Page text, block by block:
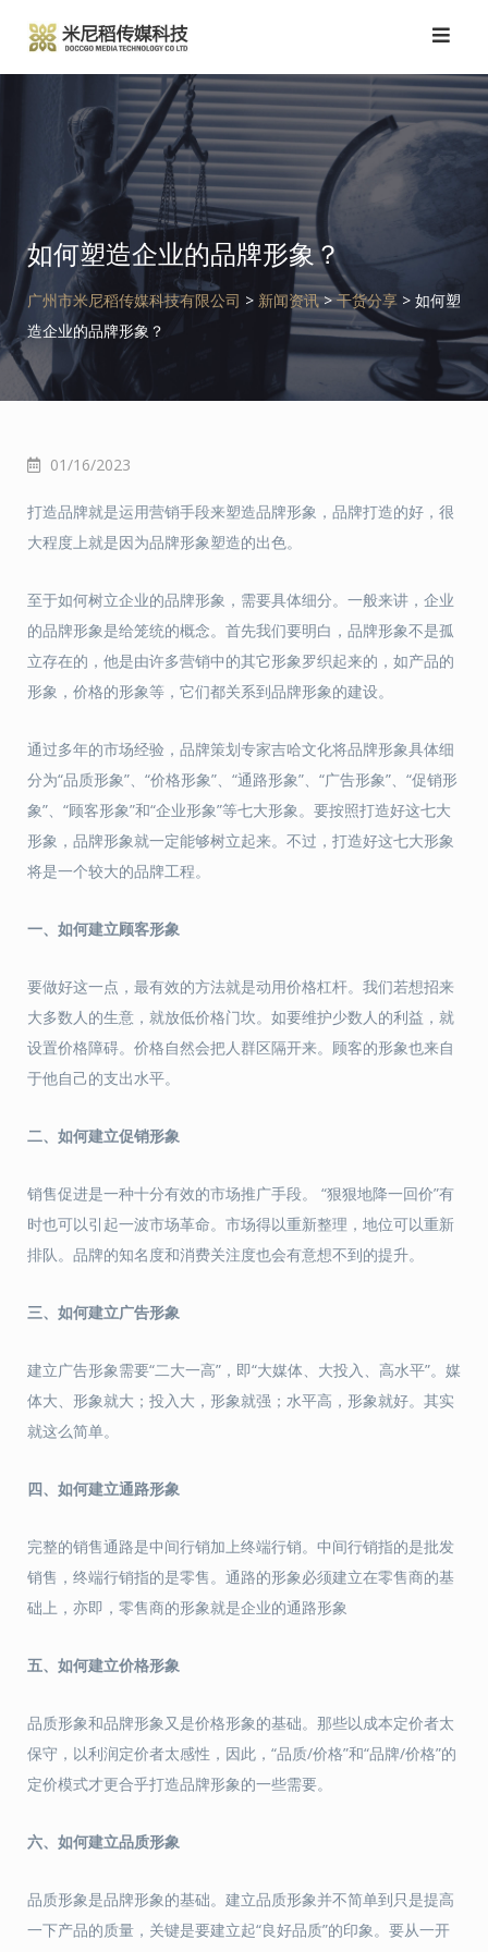
到
如何塑造企业的品牌形象？
广州市米尼稻传媒科技有限公司 > 新闻资讯>干货分享 > 如何塑
造企业的品牌形象？
01/16/2023
打造品牌就是运用营销手段来塑造品牌形象，品牌打造的好，很
大程度上就是因为品牌形象塑造的出色。
至于如何树立企业的品牌形象，需要具体细分。一般来讲，企业
的品牌形象是给笼统的概念。首先我们要明白，品牌形象不是孤
立存在的，他是由许多营销中的其它形象罗织起来的，如产品的
形象，价格的形象等，它们都关系到品牌形象的建设。
通过多年的市场经验，品牌策划专家吉哈文化将品牌形象具体细
分为“品质形象”、“价格形象”、“通路形象”、“广告形象”、“促销形
象”、“顾客形象”和“企业形象”等七大形象。要按照打造好这七大
形象，品牌形象就一定能够树立起来。不过，打造好这七大形象
将是一个较大的品牌工程。
一、 如何建立顾客形象
要做好这一点，最有效的方法就是动用价格杠杆。我们若想招来
大多数人的生意，就放低价格门坎。如要维护少数人的利益，就
设置价格障碍。价格自然会把人群区隔开来。顾客的形象也来自
于他自己的支出水平。
二、 如何建立促销形象
销售促进是一种十分有效的市场推广手段。 “狠狠地降一回价”有
时也可以引起一波市场革命。市场得以重新整理，地位可以重新
排队。品牌的知名度和消费关注度也会有意想不到的提升。
三、 如何建立广告形象
建立广告形象需要“二大一高”，即“大媒体、大投入、高水平”。媒
体大、形象就大；投入大，形象就强；水平高，形象就好。其实
就这么简单。
四、 如何建立通路形象
完整的销售通路是中间行销加上终端行销。中间行销指的是批发
销售，终端行销指的是零售。通路的形象必须建立在零售商的基
础上，亦即，零售商的形象就是企业的通路形象
五、 如何建立价格形象
品质形象和品牌形象又是价格形象的基础。那些以成本定价者太
保守，以利润定价者太感性，因此，“品质/价格”和“品牌/价格”的
定价模式才更合乎打造品牌形象的一些需要。
六、 如何建立品质形象
品质形象是品牌形象的基础。建立品质形象并不简单到只是提高
一下产品的质量，关键是要建立起“良好品质”的印象。要从一开